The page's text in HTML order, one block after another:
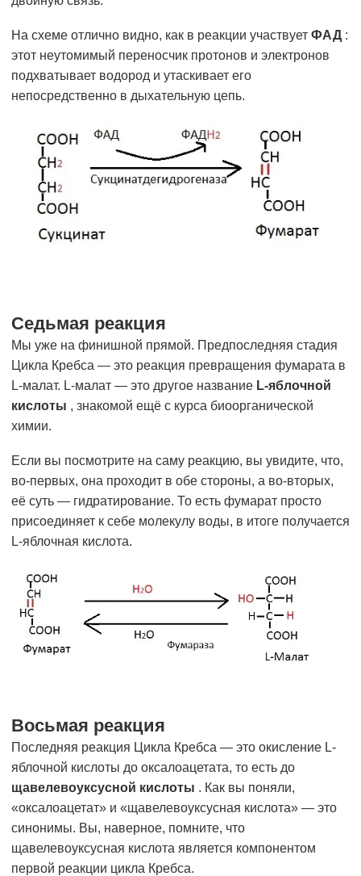
На схеме отлично видно, как в реакции участвует ФАД :
этот неутомимый переносчик протонов и электронов
подхватывает водород и утаскивает его
непосредственно в дыхательную цепь.
Седьмая реакция
Мы уже на финишной прямой. Предпоследняя стадия
Цикла Кребса — это реакция превращения фумарата в
L-малат. L-малат — это другое название L-яблочной
кислоты , знакомой ещё с курса биоорганической
химии.
Если вы посмотрите на саму реакцию, вы увидите, что,
во-первых, она проходит в обе стороны, а во-вторых,
её суть — гидратирование. То есть фумарат просто
присоединяет к себе молекулу воды, в итоге получается
L-яблочная кислота.
Восьмая реакция
Последняя реакция Цикла Кребса — это окисление L-
яблочной кислоты до оксалоацетата, то есть до
щавелевоуксусной кислоты . Как вы поняли,
«оксалоацетат» и «щавелевоуксусная кислота» — это
синонимы. Вы, наверное, помните, что
щавелевоуксусная кислота является компонентом
первой реакции цикла Кребса.